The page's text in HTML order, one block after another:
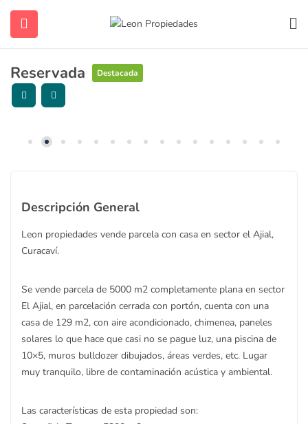
Reservada Destacada
Descripción General
Leon propiedades vende parcela con casa en sector el Ajial,
Curacaví.
Se vende parcela de 5000 m2 completamente plana en sector
El Ajial, en parcelación cerrada con portón, cuenta con una
casa de 129 m2, con aire acondicionado, chimenea, paneles
solares lo que hace que casi no se pague luz, una piscina de
10×5, muros bulldozer dibujados, áreas verdes, etc. Lugar
muy tranquilo, libre de contaminación acústica y ambiental.
Las características de esta propiedad son: